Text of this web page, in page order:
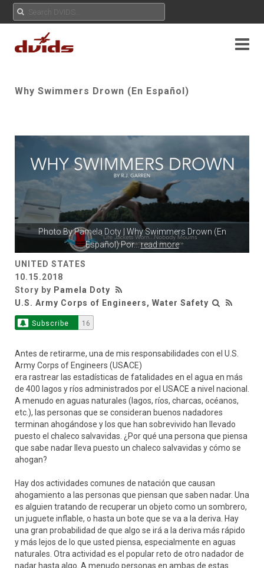
Why Swimmers Drown (En Español)
Photo ByPamela Doty| Why Swimmers Drown (En
Español) Por... read more
UNITED STATES
10.15.2018
Story by Pamela Doty
U.S. Army Corps of Engineers, Water Safety
Subscribe 16
Antes de retirarme, una de mis responsabilidades con el U.S.
Army Corps of Engineers (USACE)
era rastrear las estadísticas de fatalidades en el agua en más
de 400 lagos y ríos administrados por el USACE a nivel nacional.
A menudo en aguas naturales (lagos, ríos, charcas, océanos,
etc.), las personas que se consideran buenos nadadores
terminan ahogándose y los que han sobrevivido han llevado
puesto el chaleco salvavidas. ¿Por qué una persona que piensa
que sabe nadar lleva puesto un chaleco salvavidas y cómo se
ahogan?
Hay dos actividades comunes de natación que causan
ahogamiento a las personas que piensan que saben nadar. Una
es alguien tratando de recuperar un objeto como un sombrero,
un juguete inflable, o hasta un bote que se va a la deriva. Hay
una gran probabilidad de que algo se irá a la deriva más rápido
y más lejos de lo que usted piensa, especialmente en aguas
naturales. Otra actividad es el popular reto de otro nadador de
nadar hasta algo. A menudo personas en ambas de estas